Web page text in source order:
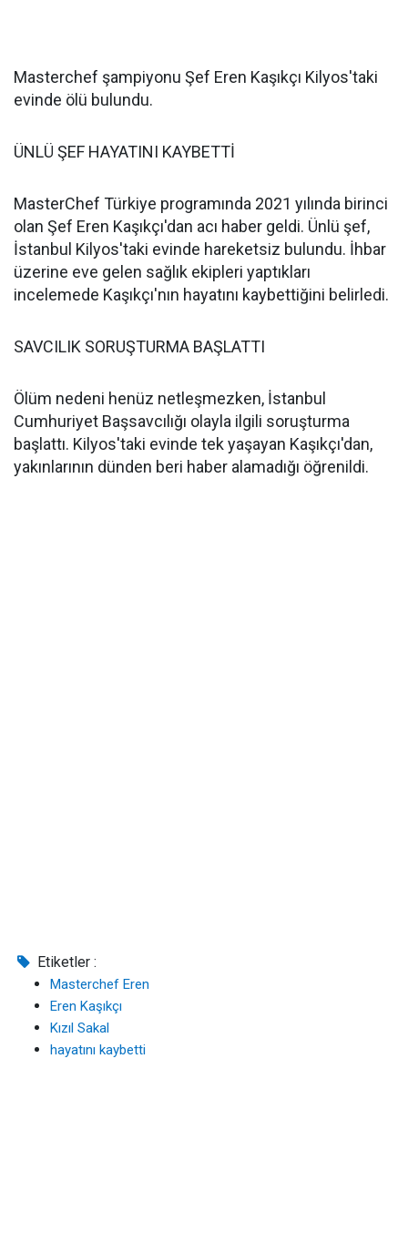
Masterchef şampiyonu Şef Eren Kaşıkçı Kilyos'taki
evinde ölü bulundu.
ÜNLÜ ŞEF HAYATINI KAYBETTİ
MasterChef Türkiye programında 2021 yılında birinci
olan Şef Eren Kaşıkçı'dan acı haber geldi. Ünlü şef,
İstanbul Kilyos'taki evinde hareketsiz bulundu. İhbar
üzerine eve gelen sağlık ekipleri yaptıkları
incelemede Kaşıkçı'nın hayatını kaybettiğini belirledi.
SAVCILIK SORUŞTURMA BAŞLATTI
Ölüm nedeni henüz netleşmezken, İstanbul
Cumhuriyet Başsavcılığı olayla ilgili soruşturma
başlattı. Kilyos'taki evinde tek yaşayan Kaşıkçı'dan,
yakınlarının dünden beri haber alamadığı öğrenildi.
Etiketler :
Masterchef Eren
Eren Kaşıkçı
Kızıl Sakal
hayatını kaybetti